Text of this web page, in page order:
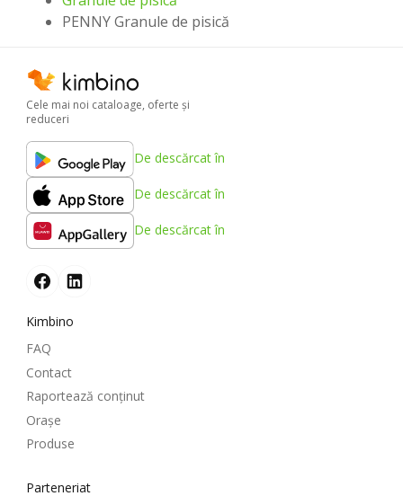
PENNY Granule de pisică
Cele mai noi cataloage, oferte şi
reduceri
De descărcat în
De descărcat în
De descărcat în
Kimbino
FAQ
Contact
Raportează conținut
Oraşe
Produse
Parteneriat